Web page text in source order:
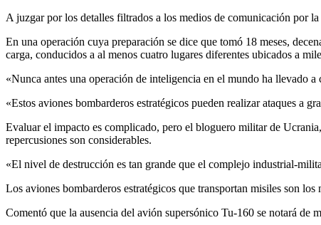
A juzgar por los detalles filtrados a los medios de comunicación por
En una operación cuya preparación se dice que tomó 18 meses,
carga, conducidos a al menos cuatro lugares diferentes ubicados a
«Nunca antes una operación de inteligencia en el mundo ha llevado
«Estos aviones bombarderos estratégicos pueden realizar ataques a
Evaluar el impacto es complicado, pero el bloguero militar de
repercusiones son considerables.
«El nivel de destrucción es tan grande que el complejo industrial-
Los aviones bombarderos estratégicos que transportan misiles son
Comentó que la ausencia del avión supersónico Tu-160 se notará de